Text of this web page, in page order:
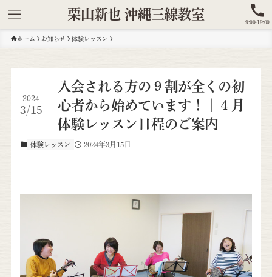
栗山新也 沖縄三線教室
9:00-19:00
ホーム お知らせ 体験レッスン
入会される方の９割が全くの初
心者から始めています！｜４月
体験レッスン日程のご案内
2024
3/15
体験レッスン 2024年3月15日